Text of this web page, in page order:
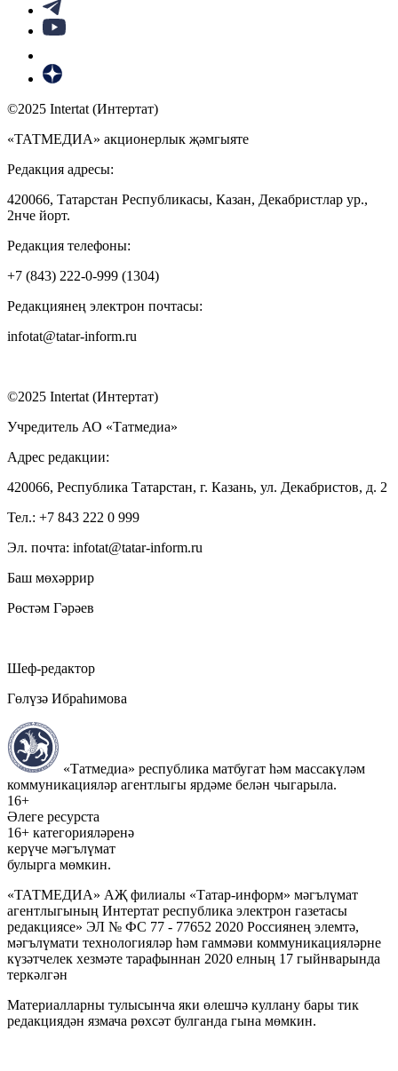
©2025 Intertat (Интертат)
«ТАТМЕДИА» акционерлык җәмгыяте
Редакция адресы:
420066, Татарстан Республикасы, Казан, Декабристлар ур.,
2нче йорт.
Редакция телефоны:
+7 (843) 222-0-999 (1304)
Редакциянең электрон почтасы:
infotat@tatar-inform.ru
©2025 Intertat (Интертат)
Учредитель АО «Татмедиа»
Адрес редакции:
420066, Республика Татарстан, г. Казань, ул. Декабристов, д. 2
Тел.: +7 843 222 0 999
Эл. почта: infotat@tatar-inform.ru
Баш мөхәррир
Рөстәм Гәрәев
Шеф-редактор
Гөлүзә Ибраһимова
«Татмедиа» республика матбугат һәм массакүләм
коммуникацияләр агентлыгы ярдәме белән чыгарыла.
16+
Әлеге ресурста
16+ категорияләренә
керүче мәгълүмат
булырга мөмкин.
«ТАТМЕДИА» АҖ филиалы «Татар-информ» мәгълүмат
агентлыгының Интертат республика электрон газетасы
редакциясе» ЭЛ № ФС 77 - 77652 2020 Россиянең элемтә,
мәгълүмати технологияләр һәм гаммәви коммуникацияләрне
күзәтчелек хезмәте тарафыннан 2020 елның 17 гыйнварында
теркәлгән
Материалларны тулысынча яки өлешчә куллану бары тик
редакциядән язмача рөхсәт булганда гына мөмкин.